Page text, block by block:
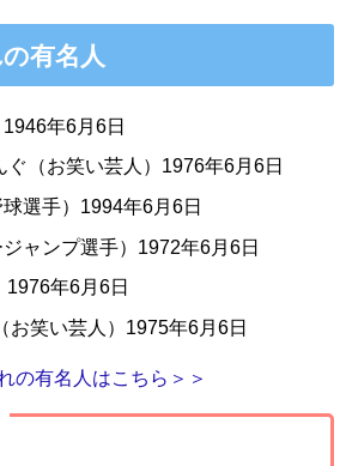
有名人
年6月6日
ぐ（お笑い芸人）1976年6月6日
選手）1994年6月6日
ャンプ選手）1972年6月6日
年6月6日
お笑い芸人）1975年6月6日
の有名人はこちら＞＞